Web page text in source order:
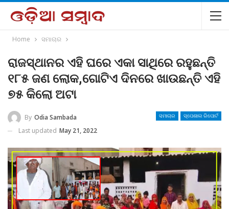
Home ସମାଚାର
ରାଜସ୍ଥାନର ଏହି ଘରେ ଏକା ସାଥିରେ ରହୁଛନ୍ତି
୧୮୫ ଜଣ ଲୋକ,ଗୋଟିଏ ଦିନରେ ଖାଉଛନ୍ତି ଏହି
୭୫ କିଲୋ ଅଟା
ସମାଚାର ସ୍ପେଶାଲ ରିପୋର୍ଟ
By Odia Sambada
Last updated May 21, 2022